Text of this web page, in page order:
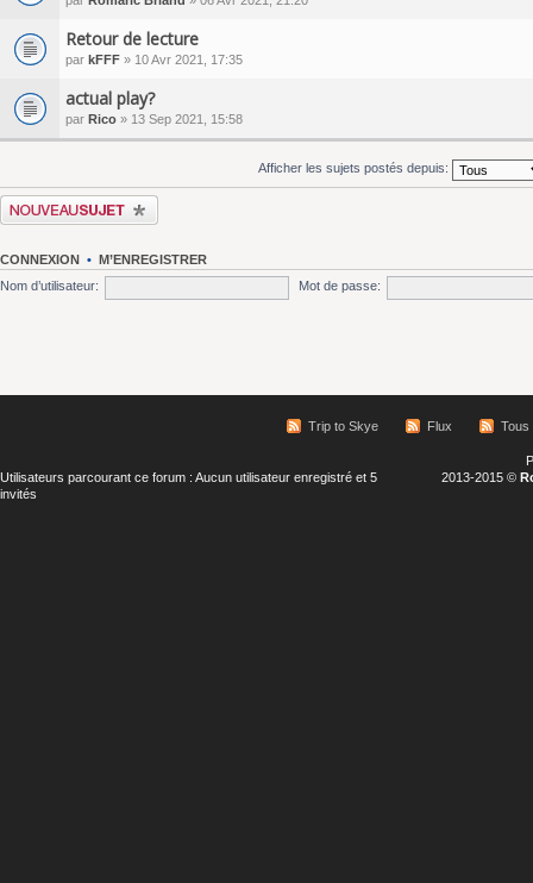
Retour de lecture
par kFFF » 10 Avr 2021, 17:35
actual play?
par Rico » 13 Sep 2021, 15:58
Afficher les sujets postés depuis:
Écrire un nouveau sujet
CONNEXION • M’ENREGISTRER
Nom d’utilisateur:
Mot de passe:
Trip to Skye Flux Tous
Utilisateurs parcourant ce forum : Aucun utilisateur enregistré et 5
invités
2013-2015 ©